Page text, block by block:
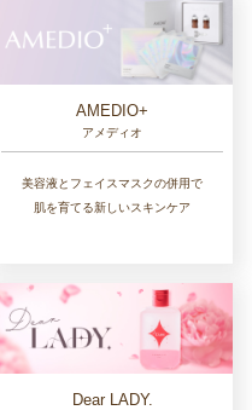
AMEDIO+
アメディオ
美容液とフェイスマスクの併用で
肌を育てる新しいスキンケア
Dear LADY.